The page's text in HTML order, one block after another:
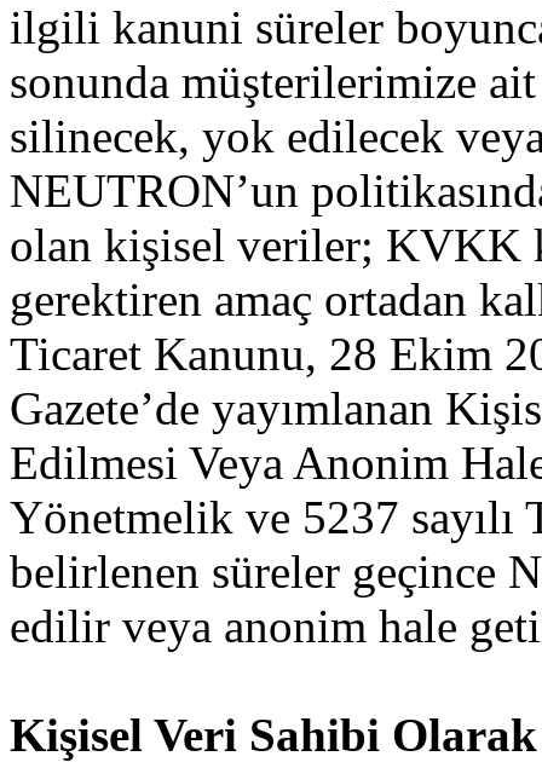
ilgili kanuni süreler
sonunda müşterilerimize
silinecek, yok edilecek
NEUTRON’un
olan kişisel veriler; KVKK
gerektiren amaç ortadan
Ticaret Kanunu, 28 Ekim
Gazete’de yayımlanan
Edilmesi Veya Anonim
Yönetmelik ve 5237 sayılı
belirlenen süreler geçince
edilir veya anonim hale
Kişisel Veri Sahibi